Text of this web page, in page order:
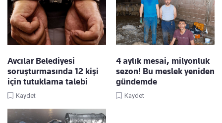
Avcılar Belediyesi
soruşturmasında 12 kişi
için tutuklama talebi
Kaydet
4 aylık mesai, milyonluk
sezon! Bu meslek yeniden
gündemde
Kaydet